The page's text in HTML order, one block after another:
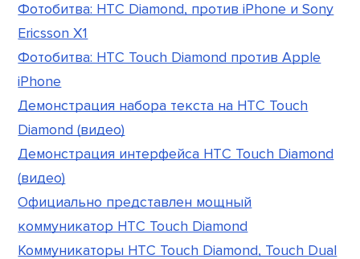
Фотобитва: HTC Diamond, против iPhone и Sony
Ericsson X1
Фотобитва: HTC Touch Diamond против Apple
iPhone
Демонстрация набора текста на HTC Touch
Diamond (видео)
Демонстрация интерфейса HTC Touch Diamond
(видео)
Официально представлен мощный
коммуникатор HTC Touch Diamond
Коммуникаторы HTC Touch Diamond, Touch Dual